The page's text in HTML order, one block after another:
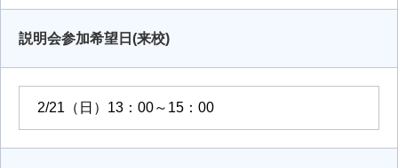
説明会参加希望日(来校)